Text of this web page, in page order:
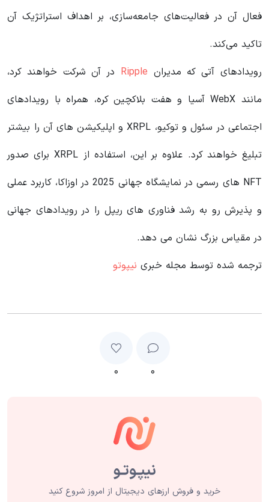
فعال آن در فعالیت‌های جامعه‌سازی، بر اهداف استراتژیک آن
تاکید می‌کند.
رویدادهای آتی که مدیران Ripple در آن شرکت خواهند کرد،
مانند WebX آسیا و هفت بلاکچین کره، همراه با رویدادهای
اجتماعی در سئول و توکیو، XRPL و اپلیکیشن های آن را بیشتر
تبلیغ خواهند کرد. علاوه بر این، استفاده از XRPL برای صدور
NFT های رسمی در نمایشگاه جهانی 2025 در اوزاکا، کاربرد عملی
و پذیرش رو به رشد فناوری های ریپل را در رویدادهای جهانی
در مقیاس بزرگ نشان می دهد.
ترجمه شده توسط مجله خبری نیپوتو
۰ ۰
خرید و فروش ارزهای دیجیتال از امروز شروع کنید